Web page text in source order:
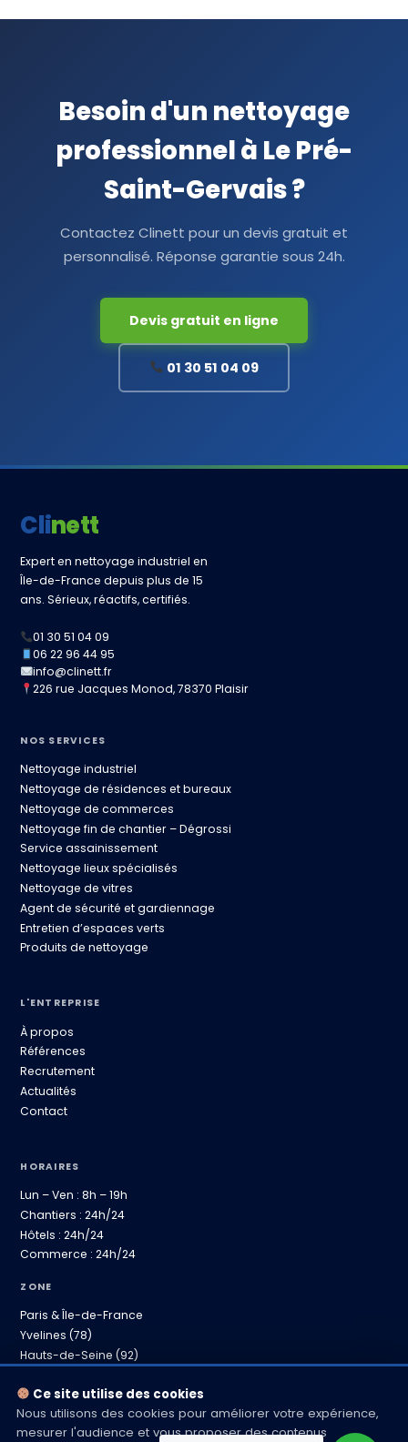
Besoin d'un nettoyage
professionnel à Le Pré-
Saint-Gervais ?
Contactez Clinett pour un devis gratuit et
personnalisé. Réponse garantie sous 24h.
Devis gratuit en ligne
01 30 51 04 09
Clinett
Expert en nettoyage industriel en
Île-de-France depuis plus de 15
ans. Sérieux, réactifs, certifiés.
01 30 51 04 09
06 22 96 44 95
info@clinett.fr
226 rue Jacques Monod, 78370 Plaisir
NOS SERVICES
Nettoyage industriel
Nettoyage de résidences et bureaux
Nettoyage de commerces
Nettoyage fin de chantier – Dégrossi
Service assainissement
Nettoyage lieux spécialisés
Nettoyage de vitres
Agent de sécurité et gardiennage
Entretien d’espaces verts
Produits de nettoyage
L'ENTREPRISE
À propos
Références
Recrutement
Actualités
Contact
HORAIRES
Lun – Ven : 8h – 19h
Chantiers : 24h/24
Hôtels : 24h/24
Commerce : 24h/24
ZONE
Paris & Île-de-France
Yvelines (78)
Hauts-de-Seine (92)
Ce site utilise des cookies
Nous utilisons des cookies pour améliorer votre expérience,
mesurer l'audience et vous proposer des contenus